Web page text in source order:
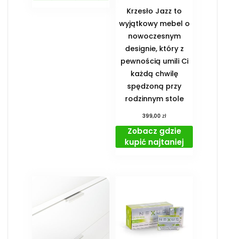
Krzesło Jazz to
wyjątkowy mebel o
nowoczesnym
designie, który z
pewnością umili Ci
każdą chwilę
spędzoną przy
rodzinnym stole
399,00zł
Zobacz gdzie
kupić najtaniej